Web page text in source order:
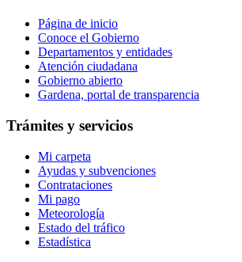
Página de inicio
Conoce el Gobierno
Departamentos y entidades
Atención ciudadana
Gobierno abierto
Gardena, portal de transparencia
Trámites y servicios
Mi carpeta
Ayudas y subvenciones
Contrataciones
Mi pago
Meteorología
Estado del tráfico
Estadística